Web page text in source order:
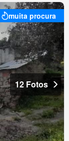
muita procura
12 Fotos